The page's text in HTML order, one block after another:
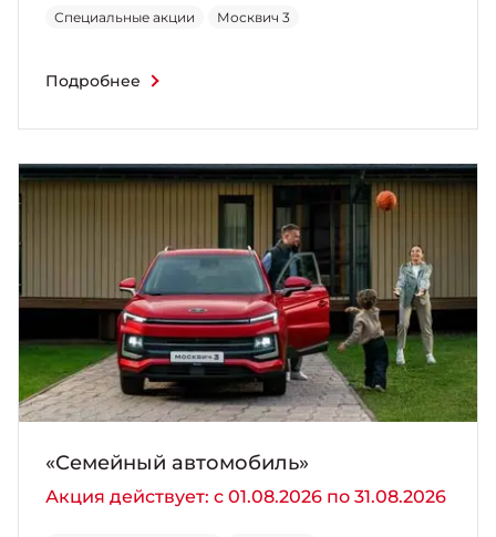
Специальные акции Москвич 3
Подробнее
«Семейный автомобиль»
Акция действует: с 01.08.2026 по 31.08.2026